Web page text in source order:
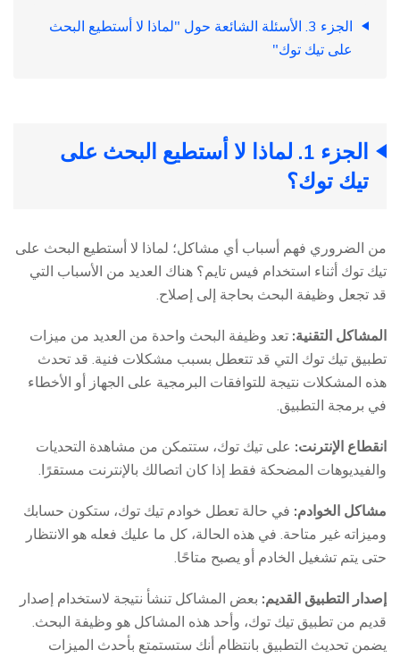
الجزء 3. الأسئلة الشائعة حول "لماذا لا أستطيع البحث
على تيك توك"
الجزء 1. لماذا لا أستطيع البحث على
تيك توك؟
من الضروري فهم أسباب أي مشاكل؛ لماذا لا أستطيع البحث على
تيك توك أثناء استخدام فيس تايم؟ هناك العديد من الأسباب التي
قد تجعل وظيفة البحث بحاجة إلى إصلاح.
المشاكل التقنية: تعد وظيفة البحث واحدة من العديد من ميزات
تطبيق تيك توك التي قد تتعطل بسبب مشكلات فنية. قد تحدث
هذه المشكلات نتيجة للتوافقات البرمجية على الجهاز أو الأخطاء
في برمجة التطبيق.
انقطاع الإنترنت: على تيك توك، ستتمكن من مشاهدة التحديات
والفيديوهات المضحكة فقط إذا كان اتصالك بالإنترنت مستقرًا.
مشاكل الخوادم: في حالة تعطل خوادم تيك توك، ستكون حسابك
وميزاته غير متاحة. في هذه الحالة، كل ما عليك فعله هو الانتظار
حتى يتم تشغيل الخادم أو يصبح متاحًا.
إصدار التطبيق القديم: بعض المشاكل تنشأ نتيجة لاستخدام إصدار
قديم من تطبيق تيك توك، وأحد هذه المشاكل هو وظيفة البحث.
يضمن تحديث التطبيق بانتظام أنك ستستمتع بأحدث الميزات